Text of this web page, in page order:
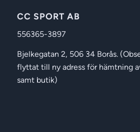
CC SPORT AB
556365-3897
Bjelkegatan 2, 506 34 Borås.
flyttat till ny adress för hämtning
samt butik)